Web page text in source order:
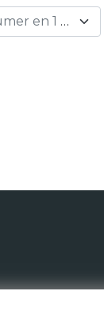
Ta situation actuelle, si tu devais la résumer en 1 mot… *